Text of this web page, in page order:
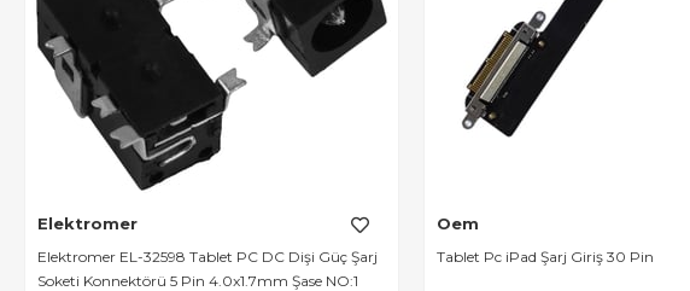
Elektromer
Elektromer EL-32598 Tablet PC DC Dişi Güç Şarj
Soketi Konnektörü 5 Pin 4.0x1.7mm Şase NO:1
Oem
Tablet Pc iPad Şarj Giriş 30 Pin